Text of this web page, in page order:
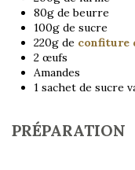
80g de beurre
100g de sucre
220g de confiture
2 œufs
Amandes
1 sachet de sucre
PRÉPARATION